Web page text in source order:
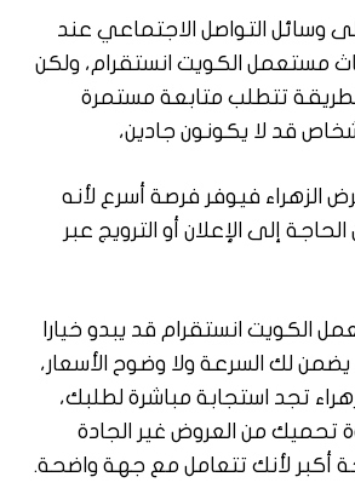
وسائل التواصل الاجتماعي عند
مستعمل الكويت انستقرام، ولكن
تتطلب متابعة مستمرة
قد لا يكونون جادين،
الزهراء فيوفر فرصة أسرع لأنه
إلى الإعلان أو الترويج عبر
الكويت انستقرام قد يبدو خيارا
يضمن لك السرعة ولا وضوح الأسعار،
تجد استجابة مباشرة لطلبك،
تحميك من العروض غير الجادة
أكبر لأنك تتعامل مع جهة واضحة.